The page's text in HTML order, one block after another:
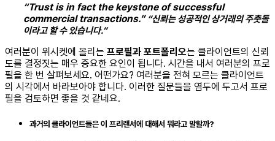
“Trust is in fact the keystone of successful
commercial transactions.” “신뢰는 성공적인 상거래의 주춧돌
이라고 할 수 있습니다.”
여러분이 위시켓에 올리는 프로필과 포트폴리오는 클라이언트의 신뢰
도를 결정짓는 매우 중요한 요인이 됩니다. 시간을 내서 여러분의 프로
필을 한 번 살펴보세요. 어떤가요? 여러분을 전혀 모르는 클라이언트
의 시각에서 바라보아야 합니다. 이러한 질문들을 염두에 두고서 프로
필을 검토하면 좋을 것 같네요.
과거의클라이언트들은이 프리랜서에 대해서 뭐라고 말할까?